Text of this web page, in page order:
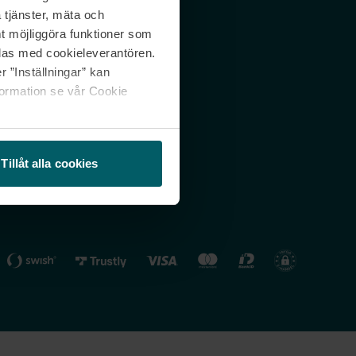
mäta och
möjliggöra funktioner som
med cookieleverantören.
”Inställningar” kan
se vår Cookie
Tillåt alla cookies
Nordicfeel FI
Nordicfeel NO